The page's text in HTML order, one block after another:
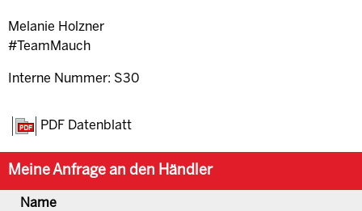
Melanie Holzner
#TeamMauch
Interne Nummer: S30
PDF Datenblatt
Meine Anfrage an den Händler
Name